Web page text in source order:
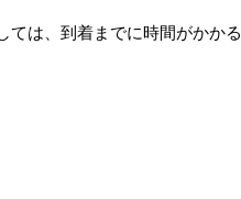
ては、到着までに時間がかかる